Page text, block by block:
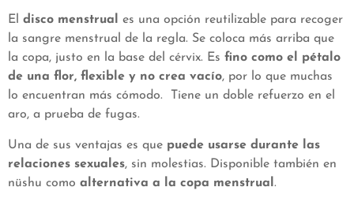
El disco menstrual es una opción reutilizable para recoger
la sangre menstrual de la regla. Se coloca más arriba que
la copa, justo en la base del cérvix. Es fino como el pétalo
de una flor, flexible y no crea vacío, por lo que muchas
lo encuentran más cómodo. Tiene un doble refuerzo en el
aro, a prueba de fugas.
Una de sus ventajas es que puede usarse durante las
relaciones sexuales, sin molestias. Disponible también en
nüshu como alternativa a la copa menstrual .